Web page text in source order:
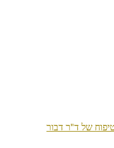
של ד"ר דבור